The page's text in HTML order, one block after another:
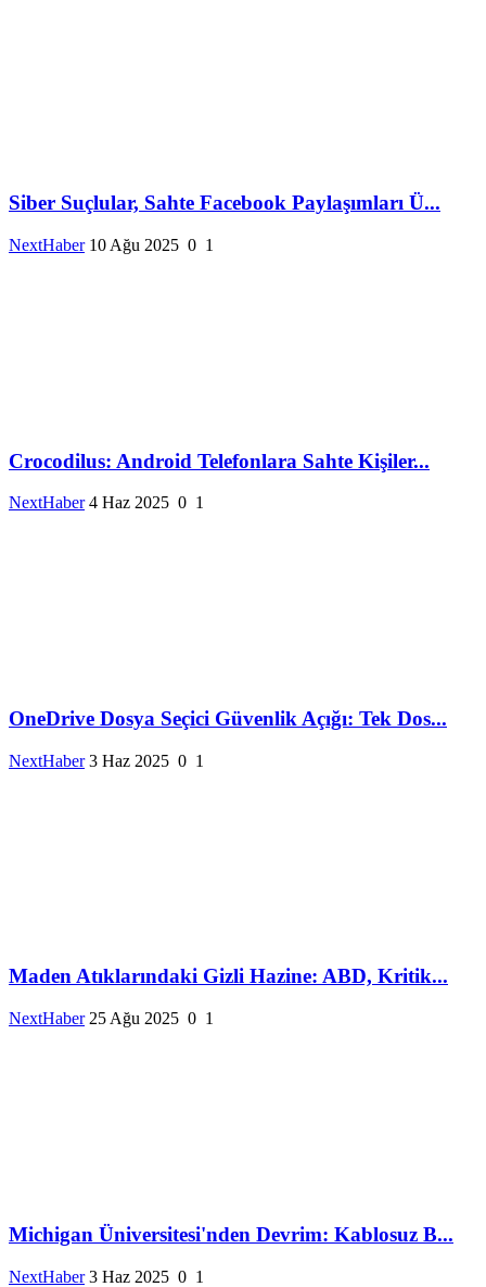
Siber Suçlular, Sahte Facebook Paylaşımları Ü...
NextHaber 10 Ağu 2025 0 1
Crocodilus: Android Telefonlara Sahte Kişiler...
NextHaber 4 Haz 2025 0 1
OneDrive Dosya Seçici Güvenlik Açığı: Tek Dos...
NextHaber 3 Haz 2025 0 1
Maden Atıklarındaki Gizli Hazine: ABD, Kritik...
NextHaber 25 Ağu 2025 0 1
Michigan Üniversitesi'nden Devrim: Kablosuz B...
NextHaber 3 Haz 2025 0 1